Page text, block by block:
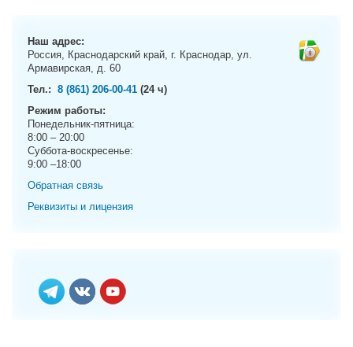
Наш адрес:
Россия, Краснодарский край, г. Краснодар, ул.
Армавирская, д. 60
Тел.: 8 (861) 206-00-41 (24 ч)
Режим работы:
Понедельник-пятница:
8:00 – 20:00
Суббота-воскресенье:
9:00 –18:00
Обратная связь
Реквизиты и лицензия